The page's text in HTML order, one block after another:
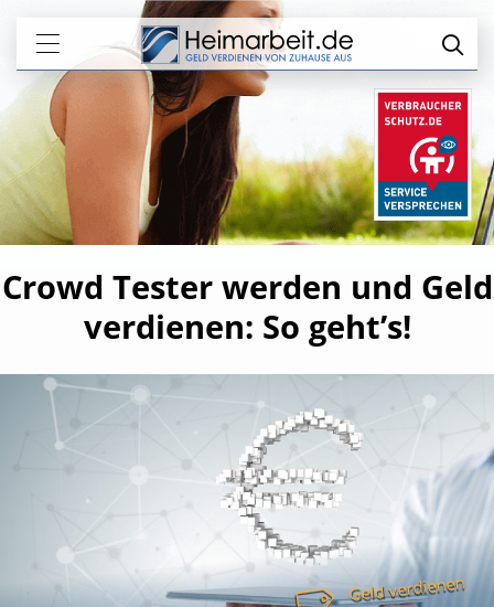
Crowd Tester werden und Geld
verdienen: So geht’s!
Geld verdienen